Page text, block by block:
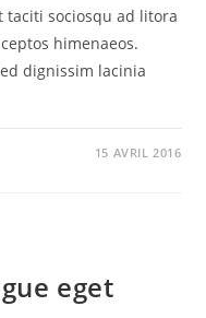
taciti sociosqu ad litora
himenaeos.
dignissim lacinia
15 AVRIL 2016
eget